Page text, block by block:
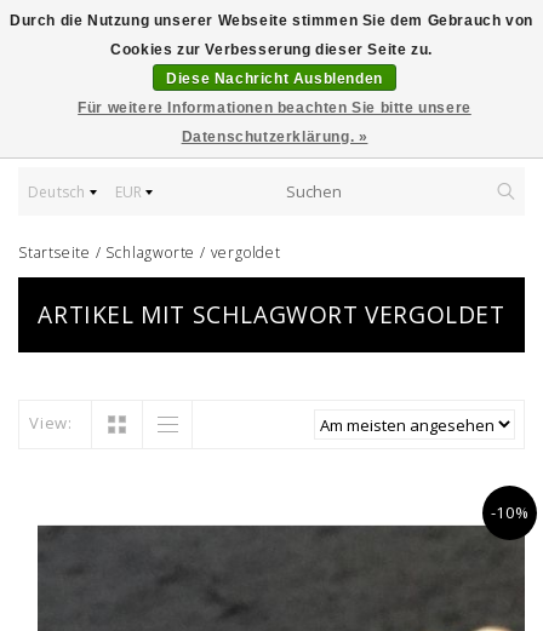
Deutsch EUR
Startseite / Schlagworte / vergoldet
ARTIKEL MIT SCHLAGWORT VERGOLDET
View:
-10%
Durch die Nutzung unserer Webseite stimmen Sie dem Gebrauch von
Cookies zur Verbesserung dieser Seite zu.
Diese Nachricht Ausblenden
Für weitere Informationen beachten Sie bitte unsere
Datenschutzerklärung. »